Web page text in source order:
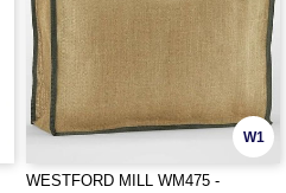
W1
WESTFORD MILL WM475 -